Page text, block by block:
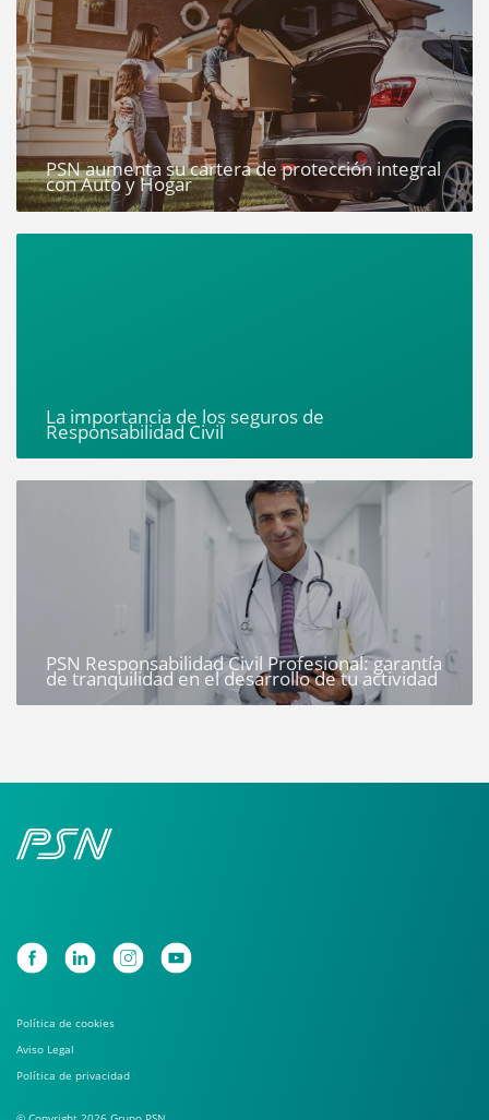
PSN aumenta su cartera de protección integral
con Auto y Hogar
La importancia de los seguros de
Responsabilidad Civil
PSN Responsabilidad Civil Profesional: garantía
de tranquilidad en el desarrollo de tu actividad
Política de cookies
Aviso Legal
Política de privacidad